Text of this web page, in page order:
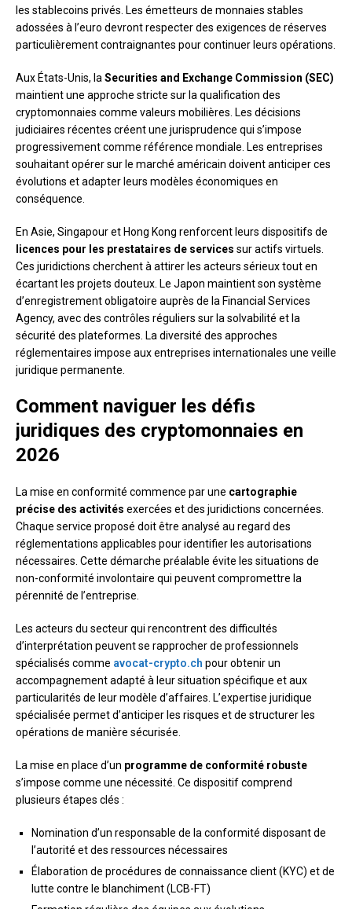
les stablecoins privés. Les émetteurs de monnaies stables
adossées à l’euro devront respecter des exigences de réserves
particulièrement contraignantes pour continuer leurs opérations.
Aux États-Unis, laSecurities and Exchange Commission (SEC)
maintient une approche stricte sur la qualification des
cryptomonnaies comme valeurs mobilières. Les décisions
judiciaires récentes créent une jurisprudence qui s’impose
progressivement comme référence mondiale. Les entreprises
souhaitant opérer sur le marché américain doivent anticiper ces
évolutions et adapter leurs modèles économiques en
conséquence.
En Asie, Singapour et Hong Kong renforcent leurs dispositifs de
licences pour les prestataires de services sur actifs virtuels.
Ces juridictions cherchent à attirer les acteurs sérieux tout en
écartant les projets douteux. Le Japon maintient son système
d’enregistrement obligatoire auprès de la Financial Services
Agency, avec des contrôles réguliers sur la solvabilité et la
sécurité des plateformes. La diversité des approches
réglementaires impose aux entreprises internationales une veille
juridique permanente.
Comment naviguer les défis
juridiques des cryptomonnaies en
2026
La mise en conformité commence par une cartographie
précise des activités exercées et des juridictions concernées.
Chaque service proposé doit être analysé au regard des
réglementations applicables pour identifier les autorisations
nécessaires. Cette démarche préalable évite les situations de
non-conformité involontaire qui peuvent compromettre la
pérennité de l’entreprise.
Les acteurs du secteur qui rencontrent des difficultés
d’interprétation peuvent se rapprocher de professionnels
spécialisés comme avocat-crypto.ch pour obtenir un
accompagnement adapté à leur situation spécifique et aux
particularités de leur modèle d’affaires. L’expertise juridique
spécialisée permet d’anticiper les risques et de structurer les
opérations de manière sécurisée.
La mise en place d’un programme de conformité robuste
s’impose comme une nécessité. Ce dispositif comprend
plusieurs étapes clés :
Nomination d’un responsable de la conformité disposant de
l’autorité et des ressources nécessaires
Élaboration de procédures de connaissance client (KYC) et de
lutte contre le blanchiment (LCB-FT)